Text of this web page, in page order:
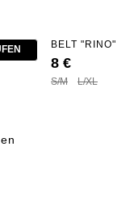
S/M L/XL
BELT "RINO"
8 €